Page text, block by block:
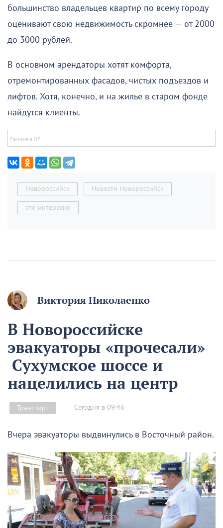
большинство владельцев квартир по всему городу
оценивают свою недвижимость скромнее — от 2000
до 3000 рублей.
В основном арендаторы хотят комфорта,
отремонтированных фасадов, чистых подъездов и
лифтов. Хотя, конечно, и на жилье в старом фонде
найдутся клиенты.
Новороссийск Новости Новороссийск
это интересно
Виктория Николаенко
В Новороссийске
эвакуаторы «прочесали»
Сухумское шоссе и
нацелились на центр
Транспорт Сегодня в 09:46
Вчера эвакуаторы выдвинулись в Восточный район.